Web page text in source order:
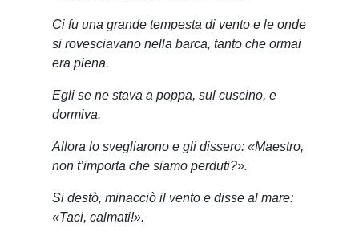
Ci fu una grande tempesta di vento e le onde
si rovesciavano nella barca, tanto che ormai
era piena.
Egli se ne stava a poppa, sul cuscino, e
dormiva.
Allora lo svegliarono e gli dissero: «Maestro,
non t’importa che siamo perduti?».
Si destò, minacciò il vento e disse al mare:
«Taci, calmati!».